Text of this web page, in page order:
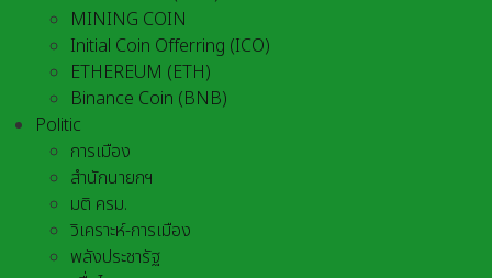
MINING COIN
Initial Coin Offerring (ICO)
ETHEREUM (ETH)
Binance Coin (BNB)
Politic
การเมือง
สำนักนายกฯ
มติ ครม.
วิเคราะห์-การเมือง
พลังประชารัฐ